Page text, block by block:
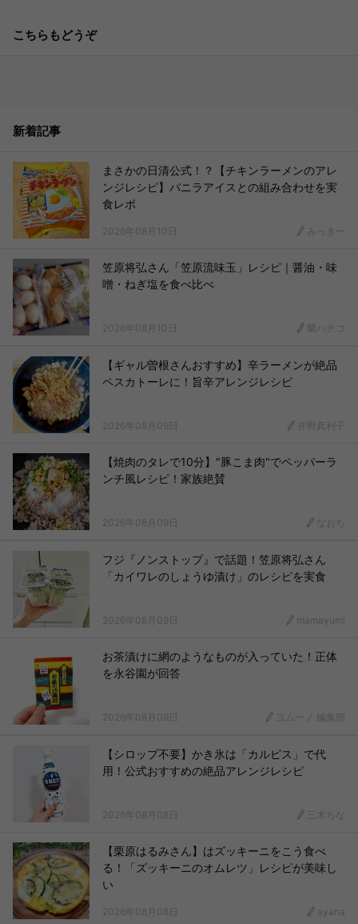
こちらもどうぞ
新着記事
まさかの日清公式！？【チキンラーメンのアレ
ンジレシピ】バニラアイスとの組み合わせを実
食レポ
2026年08月10日 みっきー
笠原将弘さん「笠原流味玉」レシピ｜醤油・味
噌・ねぎ塩を食べ比べ
2026年08月10日 蘭ハチコ
【ギャル曽根さんおすすめ】辛ラーメンが絶品
ペスカトーレに！旨辛アレンジレシピ
2026年08月09日 井野真利子
【焼肉のタレで10分】"豚こま肉"でペッパーラ
ンチ風レシピ！家族絶賛
2026年08月09日 なおち
フジ『ノンストップ』で話題！笠原将弘さん
「カイワレのしょうゆ漬け」のレシピを実食
2026年08月09日 mamayumi
お茶漬けに網のようなものが入っていた！正体
を永谷園が回答
2026年08月09日 ヨムーノ 編集部
【シロップ不要】かき氷は「カルピス」で代
用！公式おすすめの絶品アレンジレシピ
2026年08月08日 三木ちな
【栗原はるみさん】はズッキーニをこう食べ
る！「ズッキーニのオムレツ」レシピが美味し
い
2026年08月08日 ayana